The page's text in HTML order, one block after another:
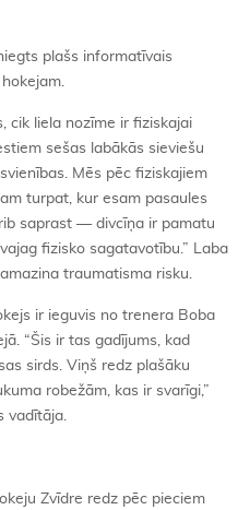
plašs informatīvais
cik liela nozīme ir fiziskajai
sešas labākās sieviešu
Mēs pēc fiziskajiem
turpat, kur esam pasaules
saprast — divcīņa ir pamatu
fizisko sagatavotību.” Laba
traumatisma risku.
ir ieguvis no trenera Boba
“Šis ir tas gadījums, kad
sirds. Viņš redz plašāku
robežām, kas ir svarīgi,”
vadītāja.
Zvīdre redz pēc pieciem